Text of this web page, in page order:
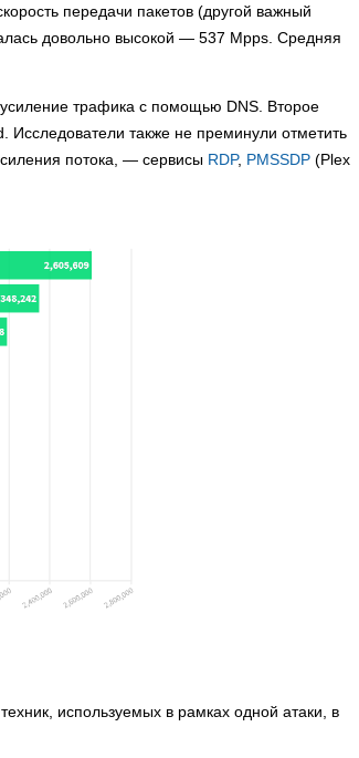
передачи пакетов (другой важный
довольно высокой — 537 Mpps. Средняя
трафика с помощью DNS. Второе
Исследователи также не преминули отметить
потока, — сервисы RDP, PMSSDP (Plex
используемых в рамках одной атаки, в